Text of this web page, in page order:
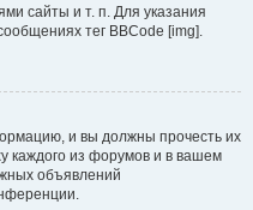
сайты и т. п. Для указания
тег BBCode [img].
и вы должны прочесть их
каждого из форумов и в вашем
объявлений